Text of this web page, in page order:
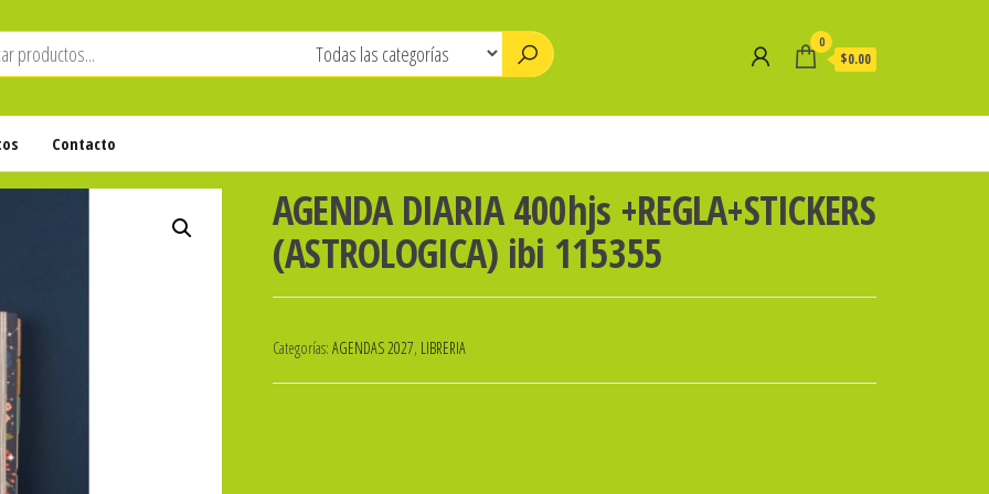
0
$0.00
Contacto
AGENDA DIARIA 400hjs +REGLA+STICKERS
(ASTROLOGICA) ibi 115355
Categorías: AGENDAS 2027, LIBRERIA